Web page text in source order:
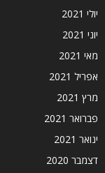
יולי 2021
יוני 2021
מאי 2021
אפריל 2021
מרץ 2021
פברואר 2021
ינואר 2021
דצמבר 2020